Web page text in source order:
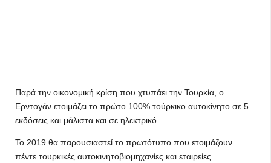
Παρά την οικονομική κρίση που χτυπάει την Τουρκία, ο
Ερντογάν ετοιμάζει το πρώτο 100% τούρκικο αυτοκίνητο σε 5
εκδόσεις και μάλιστα και σε ηλεκτρικό.
Το 2019 θα παρουσιαστεί το πρωτότυπο που ετοιμάζουν
πέντε τουρκικές αυτοκινητοβιομηχανίες και εταιρείες